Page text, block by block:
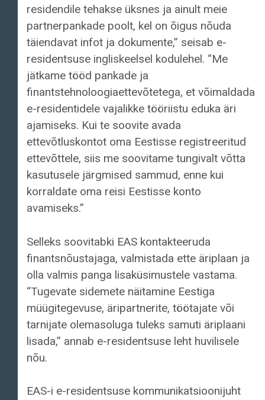
residendile tehakse üksnes ja ainult meie
partnerpankade poolt, kel on õigus nõuda
täiendavat infot ja dokumente,” seisab e-
residentsuse ingliskeelsel kodulehel. “Me
jätkame tööd pankade ja
finantstehnoloogiaettevõtetega, et võimaldada
e-residentidele vajalikke tööriistu eduka äri
ajamiseks. Kui te soovite avada
ettevõtluskontot oma Eestisse registreeritud
ettevõttele, siis me soovitame tungivalt võtta
kasutusele järgmised sammud, enne kui
korraldate oma reisi Eestisse konto
avamiseks.”
Selleks soovitabki EAS kontakteeruda
finantsnõustajaga, valmistada ette äriplaan ja
olla valmis panga lisaküsimustele vastama.
“Tugevate sidemete näitamine Eestiga
müügitegevuse, äripartnerite, töötajate või
tarnijate olemasoluga tuleks samuti äriplaani
lisada,” annab e-residentsuse leht huvilisele
nõu.
EAS-i e-residentsuse kommunikatsioonijuht